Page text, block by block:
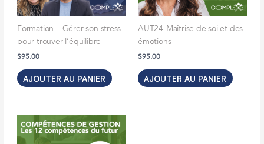
Formation – Gérer son stress
pour trouver l’équilibre
$95.00
AJOUTER AU PANIER
AUT24-Maîtrise de soi et des
émotions
$95.00
AJOUTER AU PANIER